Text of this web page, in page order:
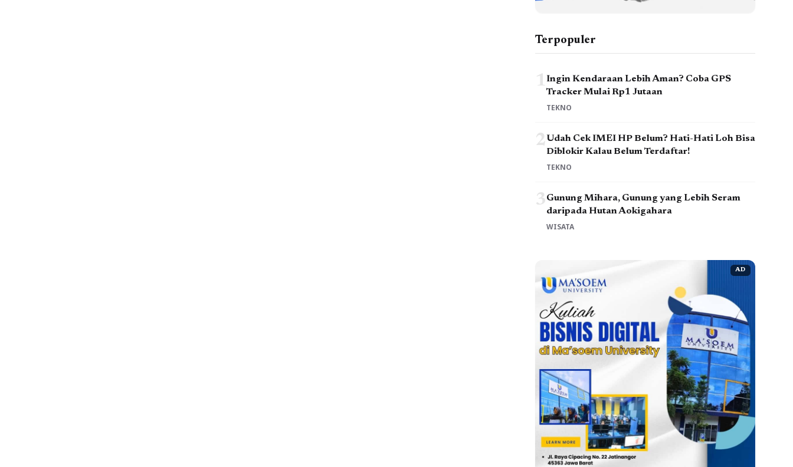
Terpopuler
1Ingin Kendaraan Lebih Aman? Coba GPS
Tracker Mulai Rp1 Jutaan
TEKNO
2Udah Cek IMEI HP Belum? Hati-Hati Loh Bisa
Diblokir Kalau Belum Terdaftar!
TEKNO
3Gunung Mihara, Gunung yang Lebih Seram
daripada Hutan Aokigahara
WISATA
AD